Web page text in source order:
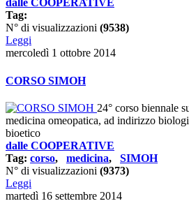
dalle COOPERATIVE
Tag:
N° di visualizzazioni (9538)
Leggi
mercoledì 1 ottobre 2014
CORSO SIMOH
24° corso biennale
medicina omeopatica, ad indirizzo
bioetico
dalle COOPERATIVE
Tag: corso, medicina, SIMOH
N° di visualizzazioni (9373)
Leggi
martedì 16 settembre 2014